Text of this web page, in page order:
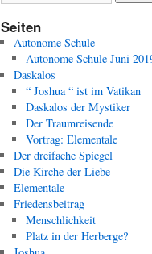
Seiten
Autonome Schule
Autonome Schule Juni
Daskalos
“ Joshua “ ist im Vatikan
Daskalos der Mystiker
Der Traumreisende
Vortrag: Elementale
Der dreifache Spiegel
Die Kirche der Liebe
Elementale
Friedensbeitrag
Menschlichkeit
Platz in der Herberge?